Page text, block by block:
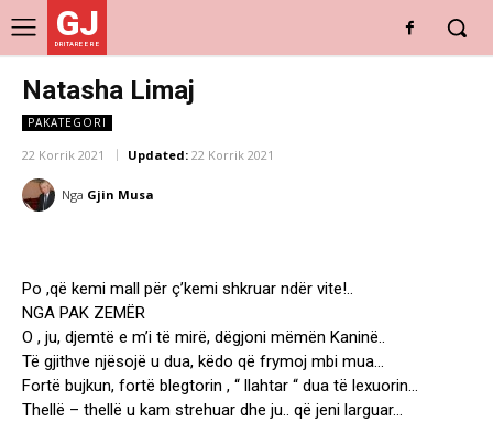
GJ
DRITARE E RE
Natasha Limaj
PAKATEGORI
22 Korrik 2021 Updated: 22 Korrik 2021
Nga Gjin Musa
Po ,që kemi mall për ç’kemi shkruar ndër vite!..
NGA PAK ZEMËR
O , ju, djemtë e m’i të mirë, dëgjoni mëmën Kaninë..
Të gjithve njësojë u dua, këdo që frymoj mbi mua…
Fortë bujkun, fortë blegtorin , “ llahtar “ dua të lexuorin…
Thellë – thellë u kam strehuar dhe ju.. që jeni larguar…